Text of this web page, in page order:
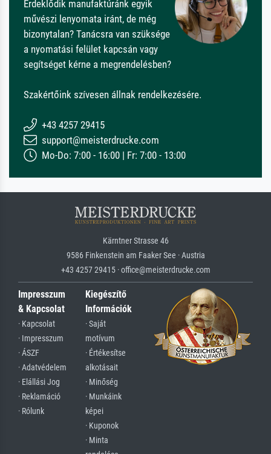
Érdeklődik manufaktúránk egyik
művészi lenyomata iránt, de még
bizonytalan? Tanácsra van szüksége
a nyomatási felület kapcsán vagy
segítséget kérne a megrendelésben?
Szakértőink szívesen állnak rendelkezésére.
+43 4257 29415
support@meisterdrucke.com
Mo-Do: 7:00 - 16:00 | Fr: 7:00 - 13:00
Kärntner Strasse 46
9586 Finkenstein am Faaker See · Austria
+43 4257 29415 · office@meisterdrucke.com
Impresszum
& Kapcsolat
· Kapcsolat
· Impresszum
· ÁSZF
· Adatvédelem
· Elállási Jog
· Reklamáció
· Rólunk
Kiegészítő
Információk
· Saját
motívum
· Értékesítse
alkotásait
· Minőség
· Munkáink
képei
· Kuponok
· Minta